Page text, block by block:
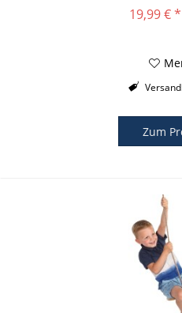
19,99 € *
Zum